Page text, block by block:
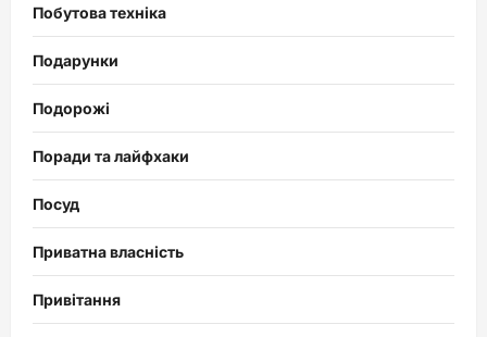
Побутова техніка
Подарунки
Подорожі
Поради та лайфхаки
Посуд
Приватна власність
Привітання